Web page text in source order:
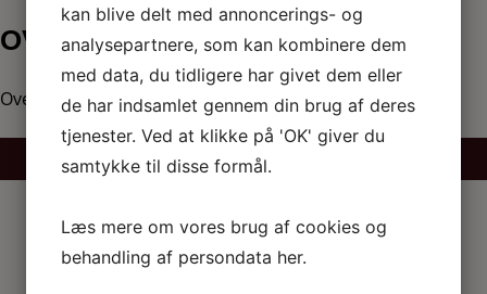
OVERNATNING
Overnat i hjertet af Svendborg efter showet
BOOK OVERNATNING
kan blive delt med annoncerings- og
analysepartnere, som kan kombinere dem
med data, du tidligere har givet dem eller
de har indsamlet gennem din brug af deres
tjenester. Ved at klikke på 'OK' giver du
samtykke til disse formål.
Læs mere om vores brug af cookies og
behandling af persondata her.